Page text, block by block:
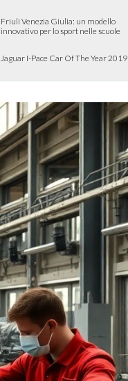
Friuli Venezia Giulia: un modello
innovativo per lo sport nelle scuole
Jaguar I-Pace Car Of The Year 2019